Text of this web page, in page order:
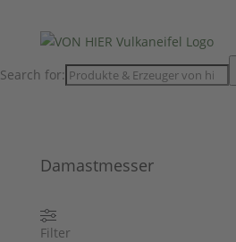
Search for:
Damastmesser
Filter